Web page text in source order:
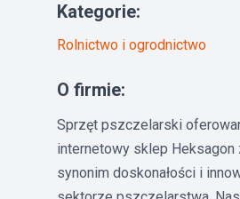
Kategorie:
Rolnictwo i ogrodnictwo
O firmie:
Sprzęt pszczelarski
internetowy sklep Heksagon
synonim doskonałości i